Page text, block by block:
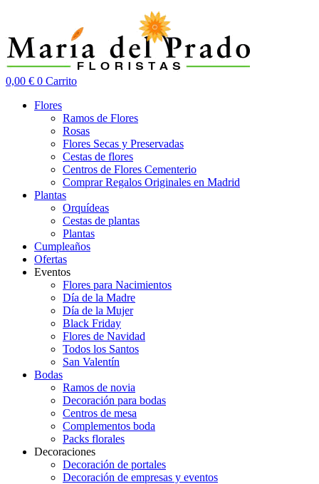
0,00 € 0 Carrito
Flores
Ramos de Flores
Rosas
Flores Secas y Preservadas
Cestas de flores
Centros de Flores Cementerio
Comprar Regalos Originales en Madrid
Plantas
Orquídeas
Cestas de plantas
Plantas
Cumpleaños
Ofertas
Eventos
Flores para Nacimientos
Día de la Madre
Día de la Mujer
Black Friday
Flores de Navidad
Todos los Santos
San Valentín
Bodas
Ramos de novia
Decoración para bodas
Centros de mesa
Complementos boda
Packs florales
Decoraciones
Decoración de portales
Decoración de empresas y eventos